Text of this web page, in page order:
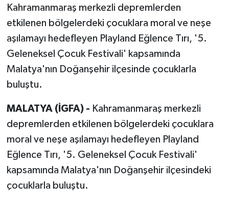
Kahramanmaraş merkezli depremlerden
etkilenen bölgelerdeki çocuklara moral ve neşe
aşılamayı hedefleyen Playland Eğlence Tırı, '5.
Geleneksel Çocuk Festivali' kapsamında
Malatya'nın Doğanşehir ilçesinde çocuklarla
buluştu.
MALATYA (İGFA) - Kahramanmaraş merkezli
depremlerden etkilenen bölgelerdeki çocuklara
moral ve neşe aşılamayı hedefleyen Playland
Eğlence Tırı, '5. Geleneksel Çocuk Festivali'
kapsamında Malatya'nın Doğanşehir ilçesindeki
çocuklarla buluştu.